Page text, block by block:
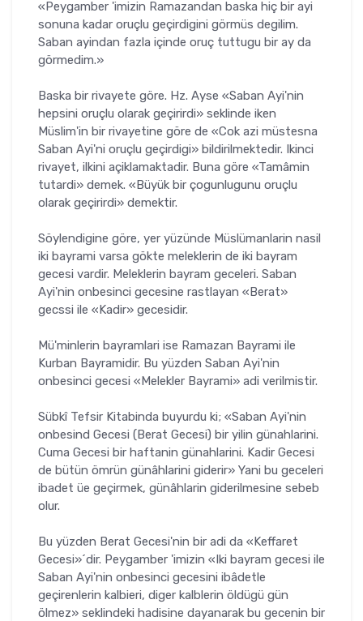
«Peygamber 'imizin Ramazandan baska hiç bir ayi
sonuna kadar oruçlu geçirdigini görmüs degilim.
Saban ayindan fazla içinde oruç tuttugu bir ay da
görmedim.»
Baska bir rivayete göre. Hz. Ayse «Saban Ayi'nin
hepsini oruçlu olarak geçirirdi» seklinde iken
Müslim'in bir rivayetine göre de «Cok azi müstesna
Saban Ayi'ni oruçlu geçirdigi» bildirilmektedir. Ikinci
rivayet, ilkini açiklamaktadir. Buna göre «Tamâmin
tutardi» demek. «Büyük bir çogunlugunu oruçlu
olarak geçirirdi» demektir.
Söylendigine göre, yer yüzünde Müslümanlarin nasil
iki bayrami varsa gökte meleklerin de iki bayram
gecesi vardir. Meleklerin bayram geceleri. Saban
Ayi'nin onbesinci gecesine rastlayan «Berat»
gecssi ile «Kadir» gecesidir.
Mü'minlerin bayramlari ise Ramazan Bayrami ile
Kurban Bayramidir. Bu yüzden Saban Ayi'nin
onbesinci gecesi «Melekler Bayrami» adi verilmistir.
Sübkî Tefsir Kitabinda buyurdu ki; «Saban Ayi'nin
onbesind Gecesi (Berat Gecesi) bir yilin günahlarini.
Cuma Gecesi bir haftanin günahlarini. Kadir Gecesi
de bütün ömrün günâhlarini giderir» Yani bu geceleri
ibadet üe geçirmek, günâhlarin giderilmesine sebeb
olur.
Bu yüzden Berat Gecesi'nin bir adi da «Keffaret
Gecesi»´dir. Peygamber 'imizin «Iki bayram gecesi ile
Saban Ayi'nin onbesinci gecesini ibâdetle
geçirenlerin kalbieri, diger kalblerin öldügü gün
ölmez» seklindeki hadisine dayanarak bu gecenin bir